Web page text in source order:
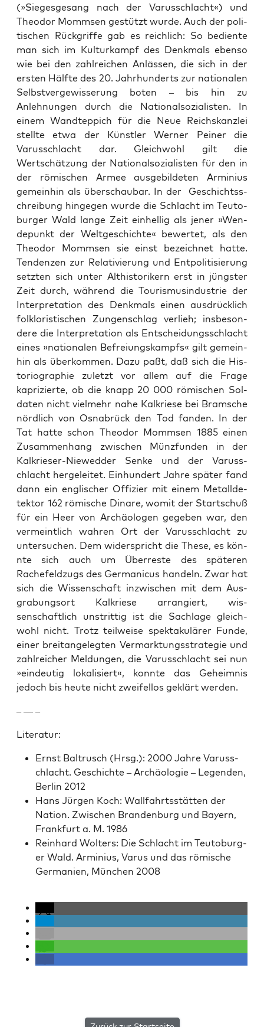
(»Sieges­ge­sang nach der Varuss­chlacht«) und
Theodor Momm­sen gestützt wurde. Auch der poli­
tis­chen Rück­griffe gab es reich­lich: So bedi­ente
man sich im Kul­turkampf des Denkmals eben­so
wie bei den zahlre­ichen Anlässen, die sich in der
ersten Hälfte des 20. Jahrhun­derts zur nationalen
Selb­stvergewis­serung boten – bis hin zu
Anlehnun­gen durch die Nation­al­sozial­is­ten. In
einem Wandtep­pich für die Neue Reich­skan­zlei
stellte etwa der Kün­stler Wern­er Pein­er die
Varuss­chlacht dar. Gle­ich­wohl gilt die
Wertschätzung der Nation­al­sozial­is­ten für den in
der römis­chen Armee aus­ge­bilde­ten Arminius
gemein­hin als über­schaubar. In der Geschichtss­
chrei­bung hinge­gen wurde die Schlacht im Teu­to­
burg­er Wald lange Zeit ein­hel­lig als jen­er »Wen­
depunkt der Welt­geschichte« bew­ertet, als den
Theodor Momm­sen sie einst beze­ich­net hat­te.
Ten­den­zen zur Rel­a­tivierung und Ent­poli­tisierung
set­zten sich unter Alth­is­torik­ern erst in jüng­ster
Zeit durch, während die Touris­musin­dus­trie der
Inter­pre­ta­tion des Denkmals einen aus­drück­lich
folk­loris­tis­chen Zun­gen­schlag ver­lieh; ins­beson­
dere die Inter­pre­ta­tion als Entschei­dungss­chlacht
eines »nationalen Befreiungskampfs« gilt gemein­
hin als überkom­men. Dazu paßt, daß sich die His­
to­ri­ogra­phie zulet­zt vor allem auf die Frage
kaprizierte, ob die knapp 20 000 römis­chen Sol­
dat­en nicht vielmehr nahe Kalkriese bei Bram­sche
nördlich von Osnabrück den Tod fan­den. In der
Tat hat­te schon Theodor Momm­sen 1885 einen
Zusam­men­hang zwis­chen Münz­fun­den in der
Kalkrieser-Niewed­der Senke und der Varuss­
chlacht hergeleit­et. Ein­hun­dert Jahre später fand
dann ein englis­ch­er Offizier mit einem Met­allde­
tek­tor 162 römis­che Dinare, wom­it der Startschuß
für ein Heer von Archäolo­gen gegeben war, den
ver­meintlich wahren Ort der Varuss­chlacht zu
unter­suchen. Dem wider­spricht die These, es kön­
nte sich auch um Über­reste des späteren
Rachefeldzugs des Ger­man­i­cus han­deln. Zwar hat
sich die Wis­senschaft inzwis­chen mit dem Aus­
grabung­sort Kalkriese arrang­iert, wis­
senschaftlich unstrit­tig ist die Sach­lage gle­ich­
wohl nicht. Trotz teil­weise spek­takulär­er Funde,
ein­er bre­i­tan­gelegten Ver­mark­tungsstrate­gie und
zahlre­ich­er Mel­dun­gen, die Varuss­chlacht sei nun
»ein­deutig lokalisiert«, kon­nte das Geheim­nis
jedoch bis heute nicht zweifel­los gek­lärt wer­den.
– — –
Lit­er­atur:
Ernst Bal­tr­usch (Hrsg.): 2000 Jahre Varuss­
chlacht. Geschichte – Archäolo­gie – Leg­en­den,
Berlin 2012
Hans Jür­gen Koch: Wall­fahrtsstät­ten der
Nation. Zwis­chen Bran­den­burg und Bay­ern,
Frank­furt a. M. 1986
Rein­hard Wolters: Die Schlacht im Teu­to­burg­
er Wald. Arminius, Varus und das römis­che
Ger­manien, München 2008